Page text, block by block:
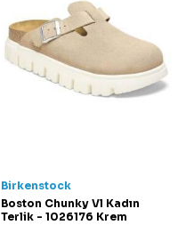
Birkenstock
Boston Chunky Vl Kadın
Terlik - 1026176 Krem